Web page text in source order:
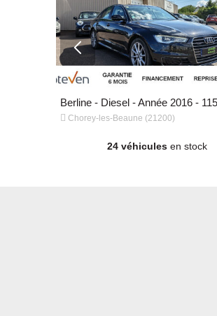
 Chorey-les-Beaune (21200)
24 véhiculesen stock